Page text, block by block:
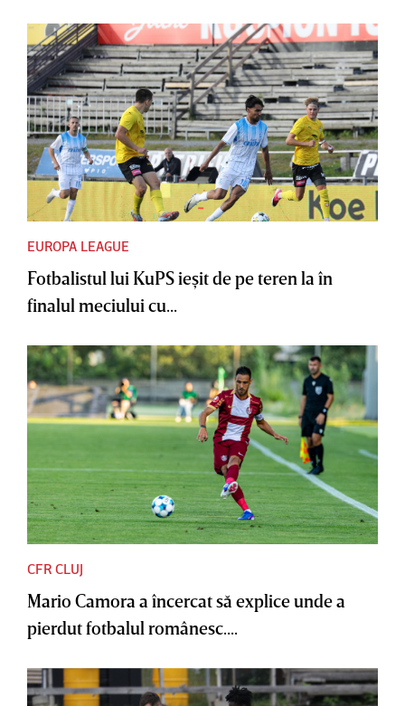
EUROPA LEAGUE
Fotbalistul lui KuPS ieşit de pe teren la în
finalul meciului cu...
CFR CLUJ
Mario Camora a încercat să explice unde a
pierdut fotbalul românesc....